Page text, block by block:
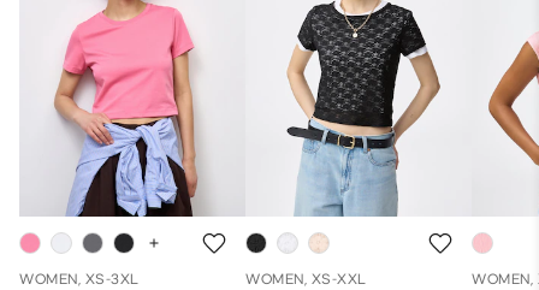
WOMEN, XS-3XL WOMEN, XS-XXL WOMEN,